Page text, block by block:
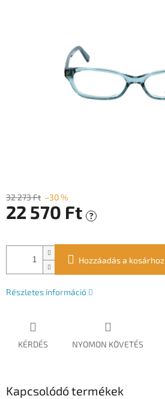
32 273 Ft –30 %
22 570 Ft ?
Hozzáadás a kosárhoz
Részletes információ
KÉRDÉS NYOMON KÖVETÉS
Kapcsolódó termékek